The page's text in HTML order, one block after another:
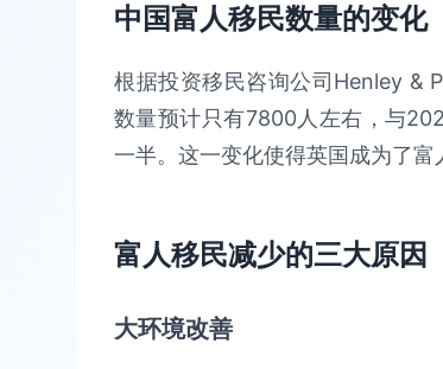
中国富人移民数量的变化
根据投资移民咨询公司Henley &
数量预计只有7800人左右，与
一半。这一变化使得英国成为了富
富人移民减少的三大原因
大环境改善